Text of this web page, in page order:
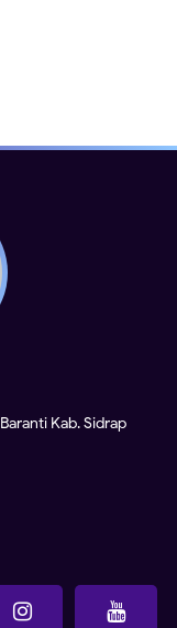
Kab. Sidrap